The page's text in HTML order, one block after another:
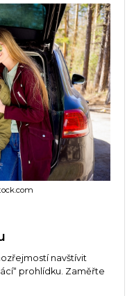
navštívit
prohlídku. Zaměřte